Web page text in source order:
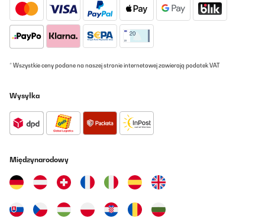
SPRAWDZONA OPINIA
04/08/2025
This was a gift. Recipient is pleased with its function.
Amazon user
funcionamiento, la única pega que las instrucciones y método de
empleo no vienen en español. Por lo demás todo genial.
Usuario/a de amazon
Tłumacz
* Wszystkie ceny podane na naszej stronie internetowej zawierają podatek VAT
Wysyłka
Międzynarodowy